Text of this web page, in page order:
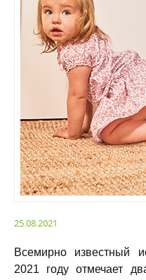
25.08.2021
Всемирно известный
2021 году отмечает